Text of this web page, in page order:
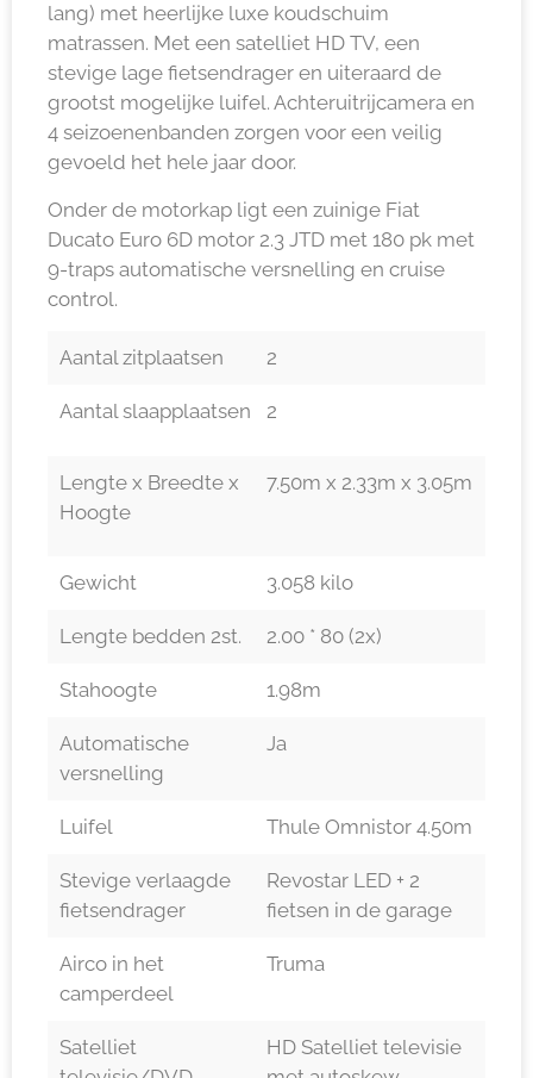
lang) met heerlijke luxe koudschuim
matrassen. Met een satelliet HD TV, een
stevige lage fietsendrager en uiteraard de
grootst mogelijke luifel. Achteruitrijcamera en
4 seizoenenbanden zorgen voor een veilig
gevoeld het hele jaar door.
Onder de motorkap ligt een zuinige Fiat
Ducato Euro 6D motor 2.3 JTD met 180 pk met
9-traps automatische versnelling en cruise
control.
Aantal zitplaatsen 2
Aantal slaapplaatsen 2
Lengte x Breedte x
Hoogte
7.50m x 2.33m x 3.05m
Gewicht 3.058 kilo
Lengte bedden 2st. 2.00 * 80 (2x)
Stahoogte 1.98m
Automatische
versnelling
Ja
Luifel Thule Omnistor 4.50m
Stevige verlaagde
fietsendrager
Revostar LED + 2
fietsen in de garage
Airco in het
camperdeel
Truma
Satelliet
HD Satelliet televisie